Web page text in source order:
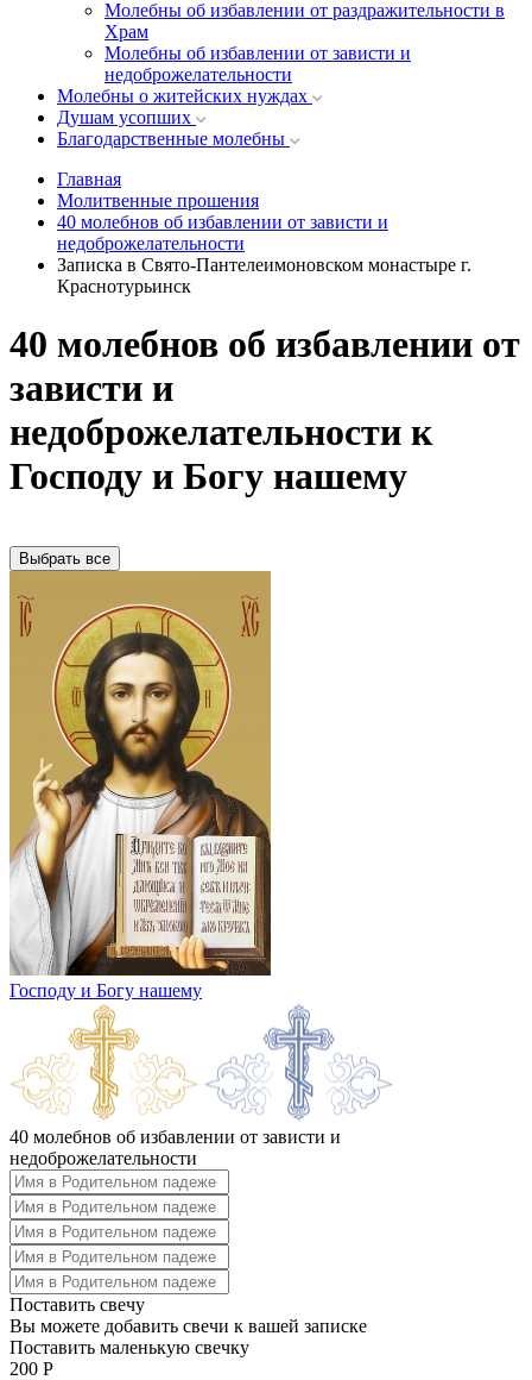
Молебны об избавлении от раздражительности в
Храм
Молебны об избавлении от зависти и
недоброжелательности
Молебны о житейских нуждах
Душам усопших
Благодарственные молебны
Главная
Молитвенные прошения
40 молебнов об избавлении от зависти и
недоброжелательности
Записка в Свято-Пантелеимоновском монастыре г.
Краснотурьинск
40 молебнов об избавлении от
зависти и
недоброжелательности к
Господу и Богу нашему
Выбрать все
Господу и Богу нашему
40 молебнов об избавлении от зависти и
недоброжелательности
Поставить свечу
Вы можете добавить свечи к вашей записке
Поставить маленькую свечку
200 Р